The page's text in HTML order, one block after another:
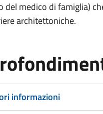
del medico di famiglia)
architettoniche.
informazioni